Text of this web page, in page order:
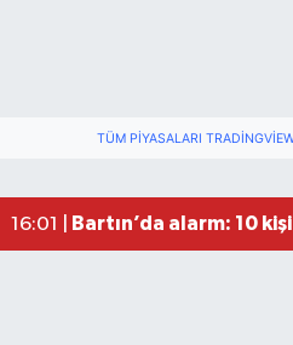
TÜM PIYASALARI
16:01 |
Bartın’da alarm: 10